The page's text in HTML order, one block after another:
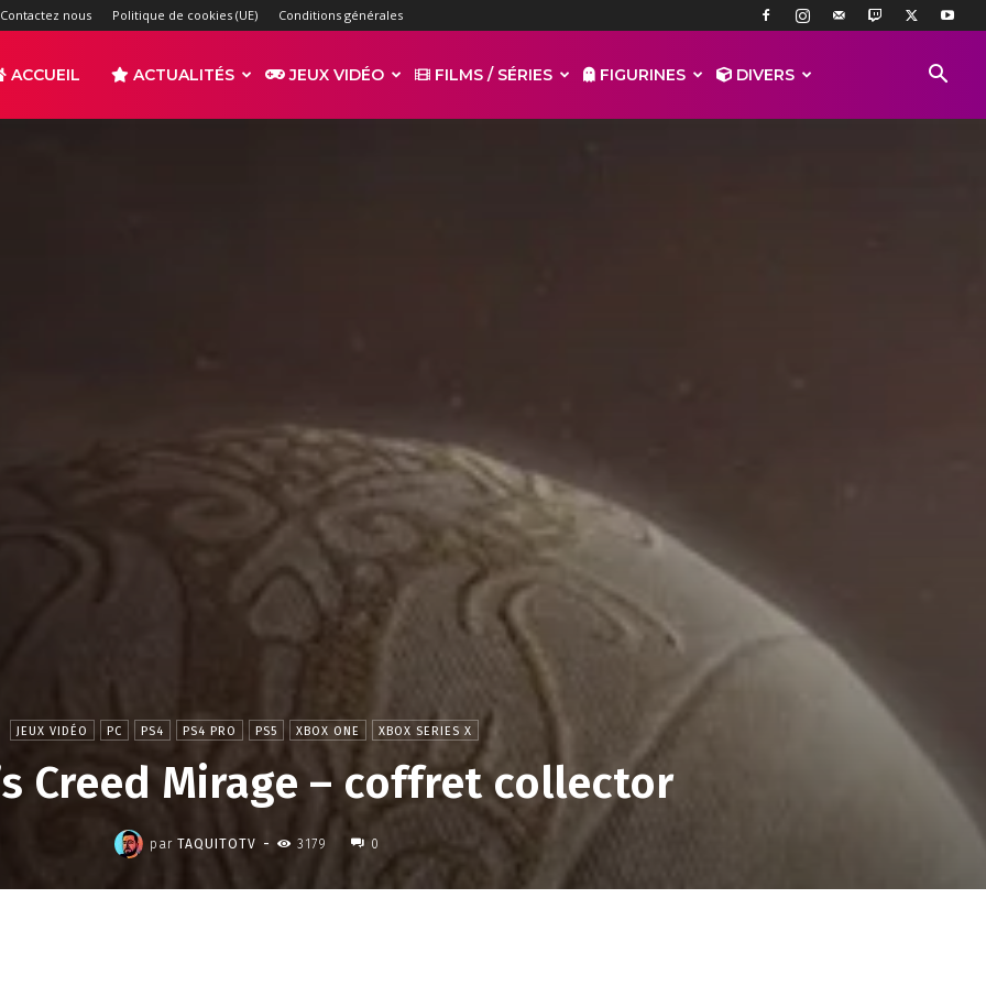
Contactez nous Politique de cookies (UE) Conditions générales
ACCUEIL ACTUALITÉS JEUX VIDÉO FILMS / SÉRIES FIGURINES DIVERS
JEUX VIDÉO PC PS4 PS4 PRO PS5 XBOX ONE XBOX SERIES X
Creed Mirage – coffret collector
par TAQUITOTV - 3179 0